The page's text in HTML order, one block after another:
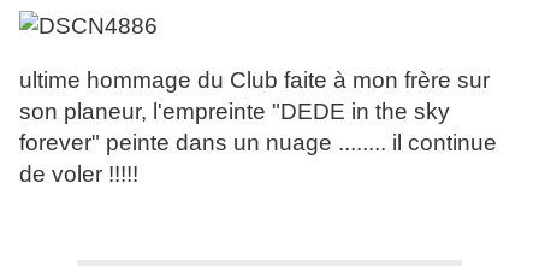
ultime hommage du Club faite à mon frère sur
son planeur, l'empreinte "DEDE in the sky
forever" peinte dans un nuage ........ il continue
de voler !!!!!